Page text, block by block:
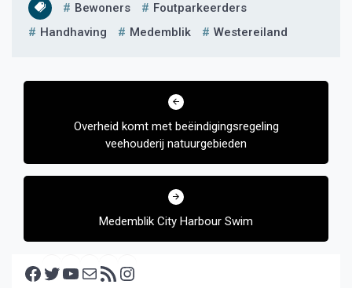
Bewoners
Foutparkeerders
Handhaving
Medemblik Westereiland
Bericht
Overheid komt met beëindigingsregeling
veehouderij natuurgebieden
Medemblik City Harbour Swim
Facebook Twitter YouTube E-mail RSS feed